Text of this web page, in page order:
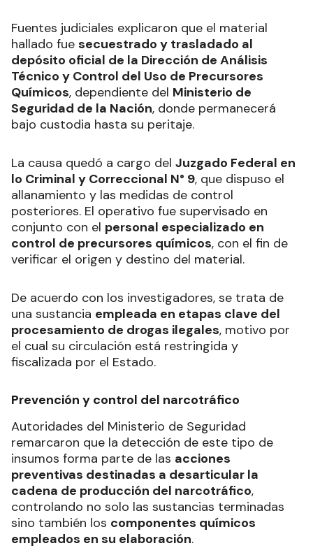
Fuentes judiciales explicaron que el material
hallado fue secuestrado y trasladado al
depósito oficial de la Dirección de Análisis
Técnico y Control del Uso de Precursores
Químicos, dependiente del Ministerio de
Seguridad de la Nación, donde permanecerá
bajo custodia hasta su peritaje.
La causa quedó a cargo del Juzgado Federal en
lo Criminal y Correccional N° 9, que dispuso el
allanamiento y las medidas de control
posteriores. El operativo fue supervisado en
conjunto con el personal especializado en
control de precursores químicos, con el fin de
verificar el origen y destino del material.
De acuerdo con los investigadores, se trata de
una sustancia empleada en etapas clave del
procesamiento de drogas ilegales, motivo por
el cual su circulación está restringida y
fiscalizada por el Estado.
Prevención y control del narcotráfico
Autoridades del Ministerio de Seguridad
remarcaron que la detección de este tipo de
insumos forma parte de las acciones
preventivas destinadas a desarticular la
cadena de producción del narcotráfico,
controlando no solo las sustancias terminadas
sino también los componentes químicos
empleados en su elaboración.